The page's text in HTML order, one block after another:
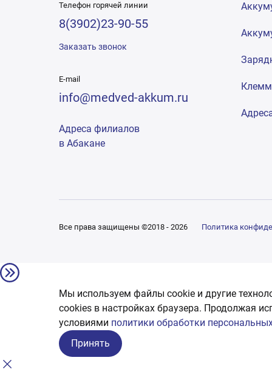
Телефон горячей линии
8(3902)23-90-55
Заказать звонок
E-mail
info@medved-akkum.ru
Адреса филиалов
в Абакане
Все права защищены ©2018 - 2026 Политика
Мы используем файлы cookie и другие
сookies в настройках браузера. Продолжая
условиями политики обработки
Принять